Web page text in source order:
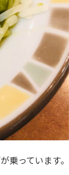
乗っています。